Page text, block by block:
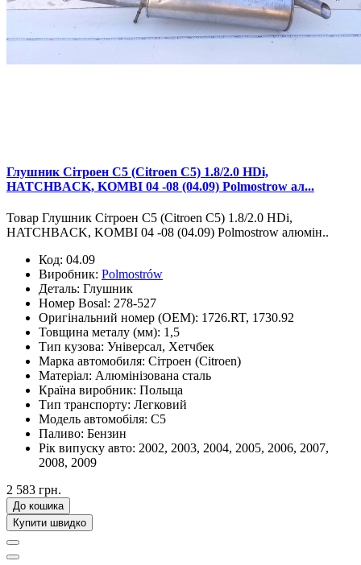
Глушник Сітроен С5 (Citroen C5) 1.8/2.0 HDi,
HATCHBACK, KOMBI 04 -08 (04.09) Polmostrow ал...
Товар Глушник Сітроен С5 (Citroen C5) 1.8/2.0 HDi,
HATCHBACK, KOMBI 04 -08 (04.09) Polmostrow алюмін..
Код: 04.09
Виробник: Polmostrów
Деталь: Глушник
Номер Bosal: 278-527
Оригінальний номер (OEM): 1726.RT, 1730.92
Товщина металу (мм): 1,5
Тип кузова: Універсал, Хетчбек
Марка автомобиля: Сітроен (Citroen)
Матеріал: Алюмінізована сталь
Країна виробник: Польща
Тип транспорту: Легковий
Модель автомобіля: C5
Паливо: Бензин
Рік випуску авто: 2002, 2003, 2004, 2005, 2006, 2007,
2008, 2009
2 583 грн.
До кошика
Купити швидко